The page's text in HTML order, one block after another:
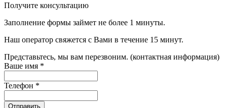
Получите консультацию
Заполнение формы займет не более 1 минуты.
Наш оператор свяжется с Вами в течение 15 минут.
Представьтесь, мы вам перезвоним. (контактная информация)
Ваше имя *
Телефон *